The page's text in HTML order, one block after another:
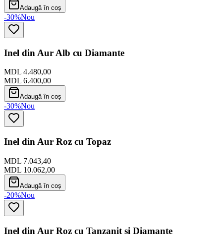
Adaugă în coș
-30%Nou
Inel din Aur Alb cu Diamante
MDL 4.480,00
MDL 6.400,00
Adaugă în coș
-30%Nou
Inel din Aur Roz cu Topaz
MDL 7.043,40
MDL 10.062,00
Adaugă în coș
-20%Nou
Inel din Aur Roz cu Tanzanit si Diamante